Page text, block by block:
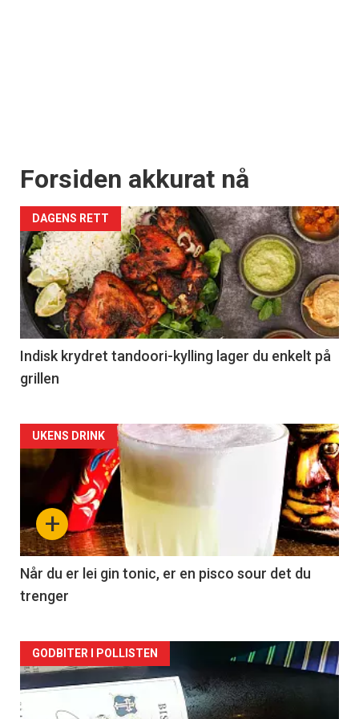
Forsiden akkurat nå
DAGENS RETT
Indisk krydret tandoori-kylling lager du enkelt på
grillen
Forsiden
akkurat
nå
-
2
+
UKENS DRINK
Når du er lei gin tonic, er en pisco sour det du
trenger
Forsiden
akkurat
GODBITER I POLLISTEN